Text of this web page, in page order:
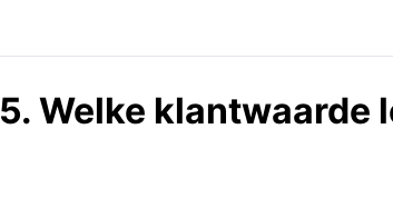
5. Welke klantwaarde